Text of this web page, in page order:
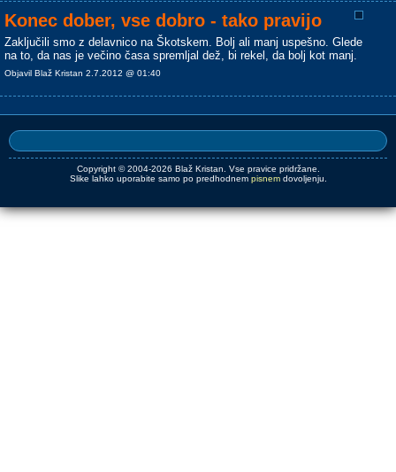
Konec dober, vse dobro - tako pravijo
Zaključili smo z delavnico na Škotskem. Bolj ali manj uspešno. Glede
na to, da nas je večino časa spremljal dež, bi rekel, da bolj kot manj.
Objavil Blaž Kristan 2.7.2012 @ 01:40
Copyright © 2004-2026 Blaž Kristan. Vse pravice pridržane.
Slike lahko uporabite samo po predhodnem pisnemdovoljenju.